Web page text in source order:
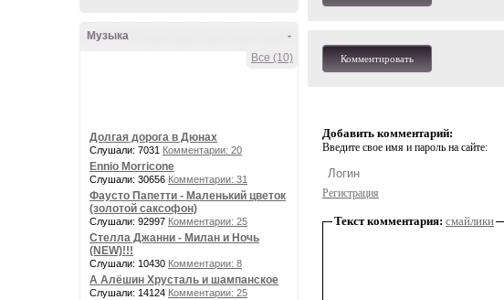
-
Музыка
Все (10)
Долгая дорога в Дюнах
Слушали: 7031 Комментарии: 20
Ennio Morricone
Слушали: 30656 Комментарии: 31
Фаусто Папетти - Маленький цветок
(золотой саксофон)
Слушали: 92997 Комментарии: 25
Стелла Джанни - Милан и Ночь
(NEW)!!!
Слушали: 10430 Комментарии: 8
А Алёшин Хрусталь и шампанское
Слушали: 14124 Комментарии: 25
Комментировать
Добавить комментарий:
Введите свое имя и пароль на сайте:
Регистрация
Текст комментария: смайлики